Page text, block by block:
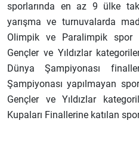
sporlarında en az 9 ülke
yarışma ve turnuvalarda
Olimpik ve Paralimpik spor
Gençler ve Yıldızlar
Dünya Şampiyonası
Şampiyonası yapılmayan
Gençler ve Yıldızlar
Kupaları Finallerine katılan